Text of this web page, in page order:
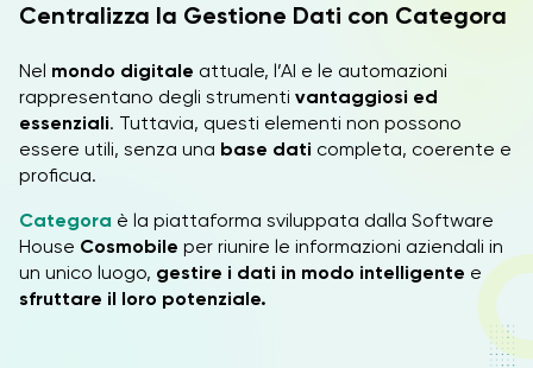
Centralizza la Gestione Dati con Categora
Nel mondo digitale attuale, l’AI e le automazioni
rappresentano degli strumenti vantaggiosi ed
essenziali. Tuttavia, questi elementi non possono
essere utili, senza una base dati completa, coerente e
proficua.
Categora è la piattaforma sviluppata dalla Software
House Cosmobile per riunire le informazioni aziendali in
un unico luogo, gestire i dati in modo intelligente e
sfruttare il loro potenziale.